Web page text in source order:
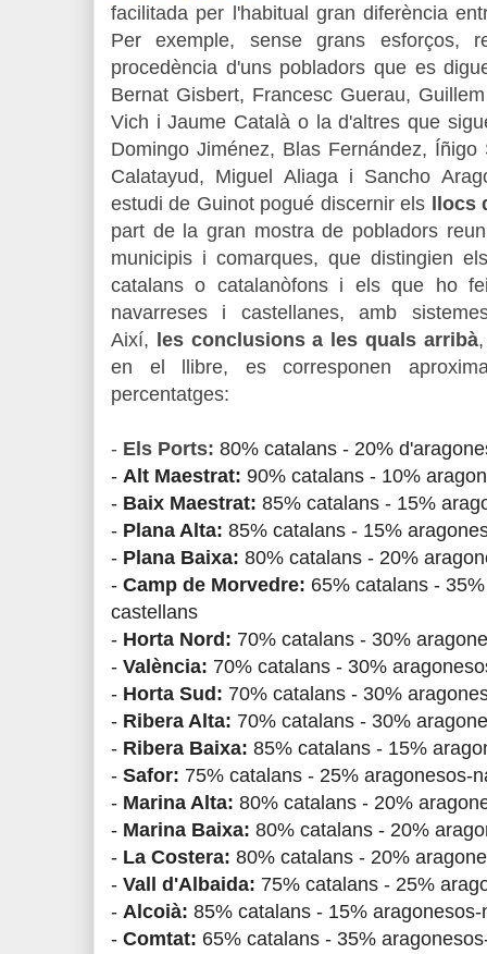
facilitada per l'habitual gran diferència
Per exemple, sense grans esforços,
procedència d'uns pobladors que es
Bernat Gisbert, Francesc Guerau,
Vich i Jaume Català o la d'altres que
Domingo Jiménez, Blas Fernández,
Calatayud, Miguel Aliaga i Sancho
estudi de Guinot pogué discernir els
part de la gran mostra de pobladors
municipis i comarques, que distingien
catalans o catalanòfons i els que ho
navarreses i castellanes, amb
Així,
les conclusions a les quals arribà
en el llibre, es corresponen
percentatges:
- Els Ports: 80% catalans - 20%
- Alt Maestrat: 90% catalans - 10%
- Baix Maestrat: 85% catalans - 15%
- Plana Alta: 85% catalans - 15%
- Plana Baixa: 80% catalans - 20%
- Camp de Morvedre: 65% catalans -
castellans
- Horta Nord: 70% catalans - 30%
- València: 70% catalans - 30%
- Horta Sud: 70% catalans - 30%
- Ribera Alta: 70% catalans - 30%
- Ribera Baixa: 85% catalans - 15%
- Safor: 75% catalans - 25% aragonesos-
- Marina Alta: 80% catalans - 20%
- Marina Baixa: 80% catalans - 20%
- La Costera: 80% catalans - 20%
- Vall d'Albaida: 75% catalans - 25%
- Alcoià: 85% catalans - 15%
- Comtat: 65% catalans - 35%